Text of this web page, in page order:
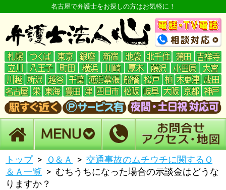
名古屋で弁護士をお探しの方はお気軽に！
トップ Ｑ＆Ａ
交通事故のムチウチに関するＱ
＆Ａ一覧
むちうちになった場合の示談金はどうな
りますか？